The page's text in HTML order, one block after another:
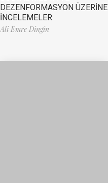
DEZENFORMASYON ÜZERİNE
İNCELEMELER
Ali Emre Dingin